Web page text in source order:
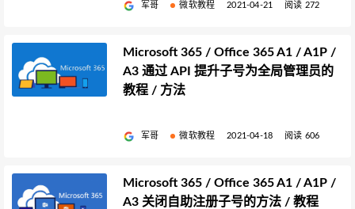
军哥 微软教程 2021-04-21 阅读 272
Microsoft 365 / Office 365 A1 / A1P /
A3 通过 API 提升子号为全局管理员的
教程 / 方法
军哥 微软教程 2021-04-18 阅读 606
Microsoft 365 / Office 365 A1 / A1P /
A3 关闭自助注册子号的方法 / 教程